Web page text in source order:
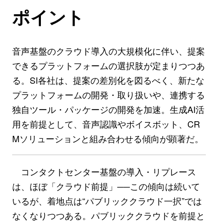
ポイント
音声基盤のクラウド導入の大規模化に伴い、提案
できるプラットフォームの選択肢が定まりつつあ
る。SI各社は、提案の差別化を図るべく、新たな
プラットフォームの開発・取り扱いや、連携する
独自ツール・パッケージの開発を加速。生成AI活
用を前提として、音声認識やボイスボット、CR
Mソリューションと組み合わせる傾向が顕著だ。
コンタクトセンター基盤の導入・リプレース
は、ほぼ「クラウド前提」──この傾向は続いて
いるが、着地点は“パブリッククラウド一択”では
なくなりつつある。パブリッククラウドを前提と